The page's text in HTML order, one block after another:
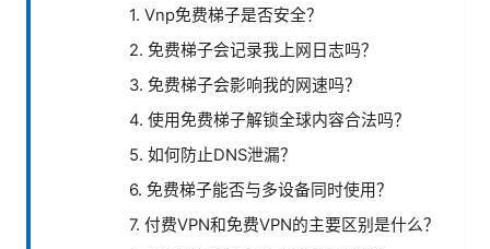
1. Vnp免费梯子是否安全？
2. 免费梯子会记录我上网日志吗？
3. 免费梯子会影响我的网速吗？
4. 使用免费梯子解锁全球内容合法吗？
5. 如何防止DNS泄漏？
6. 免费梯子能否与多设备同时使用？
7. 付费VPN和免费VPN的主要区别是什么？